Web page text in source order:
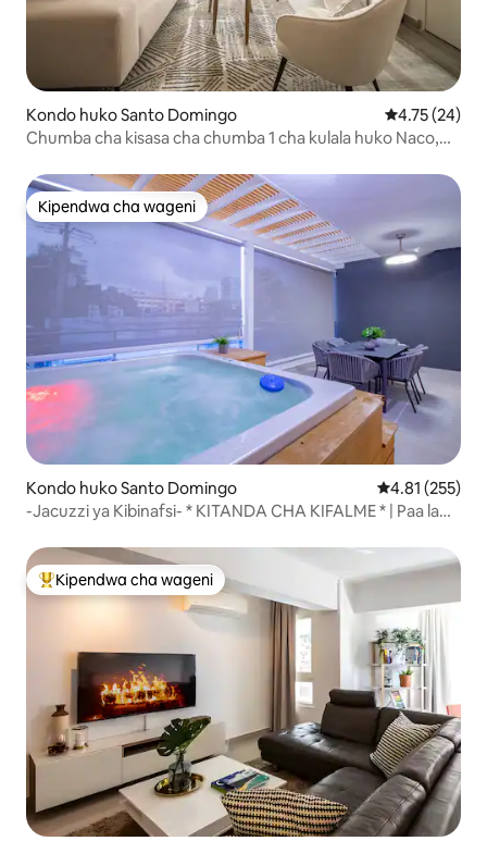
Kondo huko Santo Domingo Ukadiriaji wa
4.75 (24)
Chumba cha kisasa cha chumba 1 cha kulala huko Naco,
Kipendwa cha wageni
Kipendwa cha wageni
Kondo huko Santo Domingo Ukadiriaji wa
4.81 (255)
-Jacuzzi ya Kibinafsi- * KITANDA CHA KIFALME * | Paa la
Kipendwa maarufu cha wageni
Kipendwa cha wageni